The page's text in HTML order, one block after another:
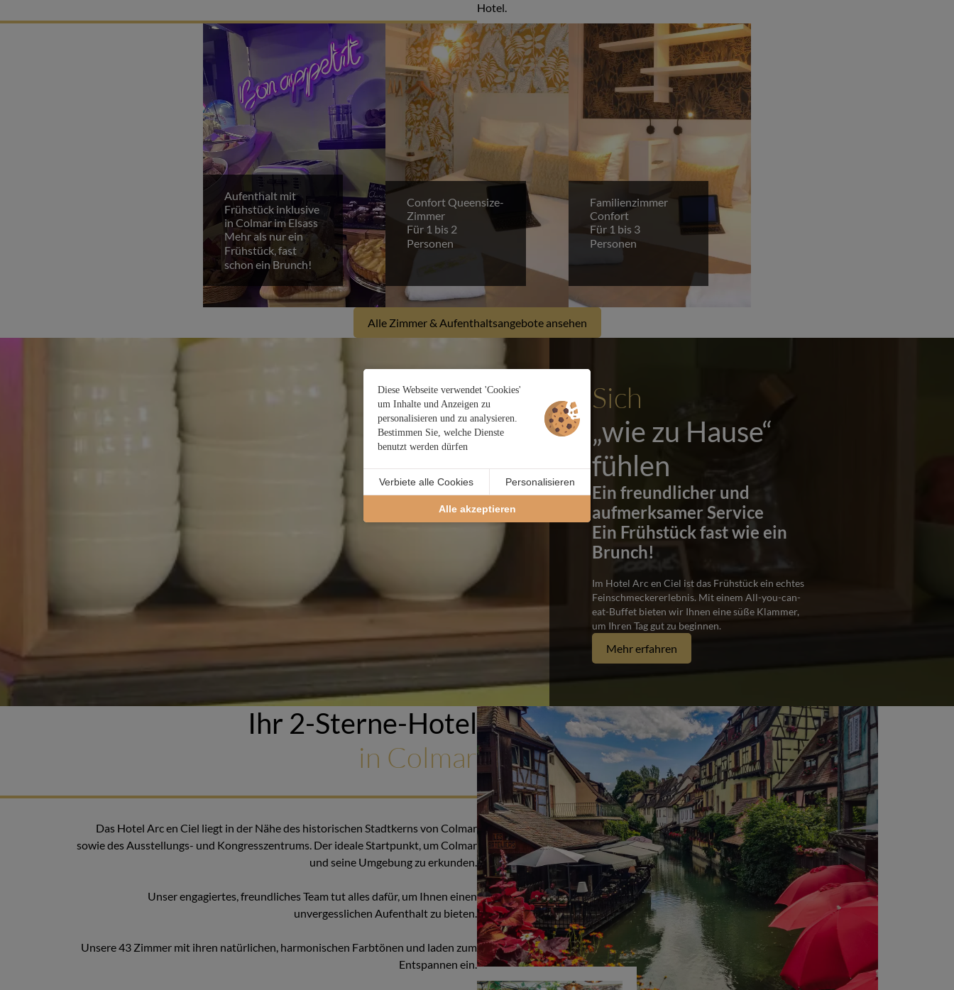
Hotel.
Aufenthalt mit
Frühstück inklusive
in Colmar im Elsass
Mehr als nur ein
Frühstück, fast
schon ein Brunch!
Confort Queensize-
Zimmer
Für 1 bis 2
Personen
Familienzimmer
Confort
Für 1 bis 3
Personen
Alle Zimmer & Aufenthaltsangebote ansehen
Sich
„wie zu Hause“
fühlen
Ein freundlicher und
aufmerksamer Service
Ein Frühstück fast wie ein
Brunch!
Im Hotel Arc en Ciel ist das Frühstück ein echtes
Feinschmeckererlebnis. Mit einem All-you-can-
eat-Buffet bieten wir Ihnen eine süße Klammer,
um Ihren Tag gut zu beginnen.
Mehr erfahren
Ihr 2-Sterne-Hotel
in Colmar
Das Hotel Arc en Ciel liegt in der Nähe des historischen Stadtkerns von Colmar
sowie des Ausstellungs- und Kongresszentrums. Der ideale Startpunkt, um Colmar
und seine Umgebung zu erkunden.
Unser engagiertes, freundliches Team tut alles dafür, um Ihnen einen
unvergesslichen Aufenthalt zu bieten.
Unsere 43 Zimmer mit ihren natürlichen, harmonischen Farbtönen und laden zum
Entspannen ein.
Diese Webseite verwendet 'Cookies'
um Inhalte und Anzeigen zu
personalisieren und zu analysieren.
Bestimmen Sie, welche Dienste
benutzt werden dürfen
Alle akzeptieren
Verbiete alle Cookies Personalisieren